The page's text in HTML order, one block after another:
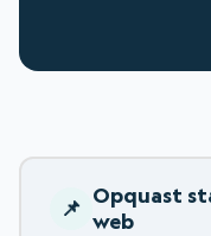
Opquast
web